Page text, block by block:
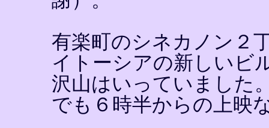
有楽町のシネカノン２
イトーシアの新しいビ
沢山はいっていました
でも６時半からの上映